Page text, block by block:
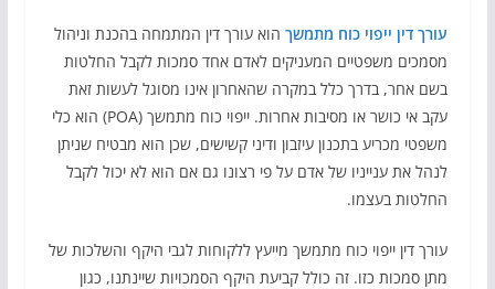
עורך דין ייפוי כוח מתמשךהוא עורך דין המתמחה בהכנת וניהול
מסמכים משפטיים המעניקים לאדם אחד סמכות לקבל החלטות
בשם אחר, בדרך כלל במקרה שהאחרון אינו מסוגל לעשות זאת
עקב אי כושר או מסיבות אחרות. ייפוי כוח מתמשך (POA) הוא כלי
משפטי מכריע בתכנון עיזבון ודיני קשישים, שכן הוא מבטיח שניתן
לנהל את ענייניו של אדם על פי רצונו גם אם הוא לא יכול לקבל
החלטות בעצמו.
עורך דין ייפוי כוח מתמשך מייעץ ללקוחות לגבי היקף והשלכות של
מתן סמכות כזו. זה כולל קביעת היקף הסמכויות שיינתנו, כגון